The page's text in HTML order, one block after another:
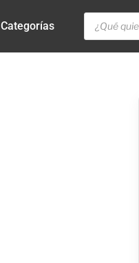
Categorías